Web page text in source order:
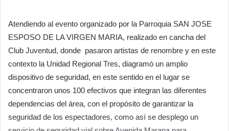
Atendiendo al evento organizado por la Parroquia SAN JOSE
ESPOSO DE LA VIRGEN MARIA, realizado en cancha del
Club Juventud, donde pasaron artistas de renombre y en este
contexto la Unidad Regional Tres, diagramó un amplio
dispositivo de seguridad, en este sentido en el lugar se
concentraron unos 100 efectivos que integran las diferentes
dependencias del área, con el propósito de garantizar la
seguridad de los espectadores, como así se desplego un